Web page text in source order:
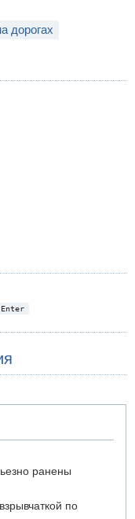
дорогах
Enter
ранены
по